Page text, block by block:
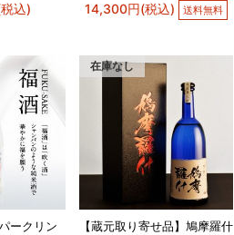
込) 14,300円(税込) 送料無料
ークリン
【蔵元取り寄せ品】鳩摩羅什
在庫なし